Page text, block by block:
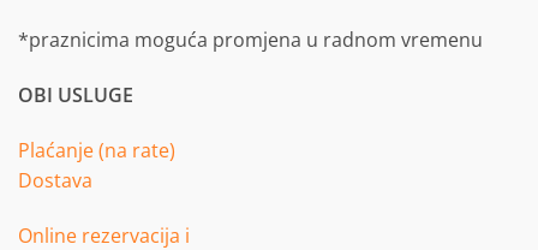
*praznicima moguća promjena u radnom vremenu
OBI USLUGE
Plaćanje (na rate)
Dostava
Online rezervacija i